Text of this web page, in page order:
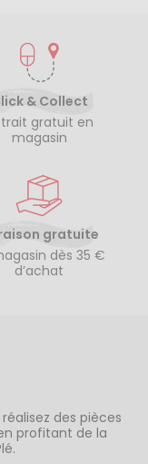
& Collect
gratuit en
magasin
gratuite
dès 35 €
d’achat
des pièces
profitant de la